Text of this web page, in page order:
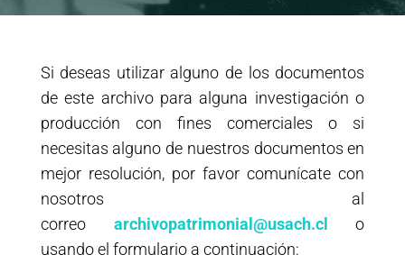
Si deseas utilizar alguno de los documentos
de este archivo para alguna investigación o
producción con fines comerciales o si
necesitas alguno de nuestros documentos en
mejor resolución, por favor comunícate con
nosotros al
correo archivopatrimonial@usach.cl
o
usando el formulario a continuación: